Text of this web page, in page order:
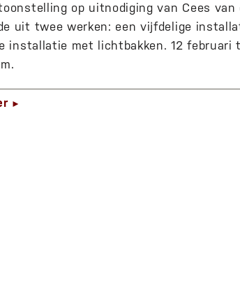
op uitnodiging van Cees
uit twee werken: een vijfdelige
installatie met lichtbakken. 12 februari
►